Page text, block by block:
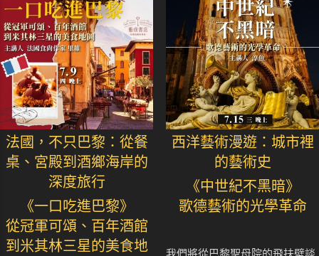
法國，不只巴黎：從餐
桌、宮殿到酒鄉海岸的
深度旅行
《一口吃進巴黎》
從冠軍可頌、百年酒館
到米其林三星的美食地
西洋藝術漫遊：城市裡
的藝術史
《中世紀不黑暗》
歌德藝術的光學革命